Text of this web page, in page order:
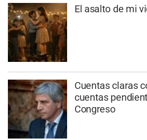
El asalto de mi
Cuentas claras
cuentas
Congreso